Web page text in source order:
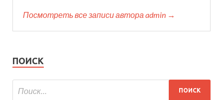
Посмотреть все записи автора admin →
ПОИСК